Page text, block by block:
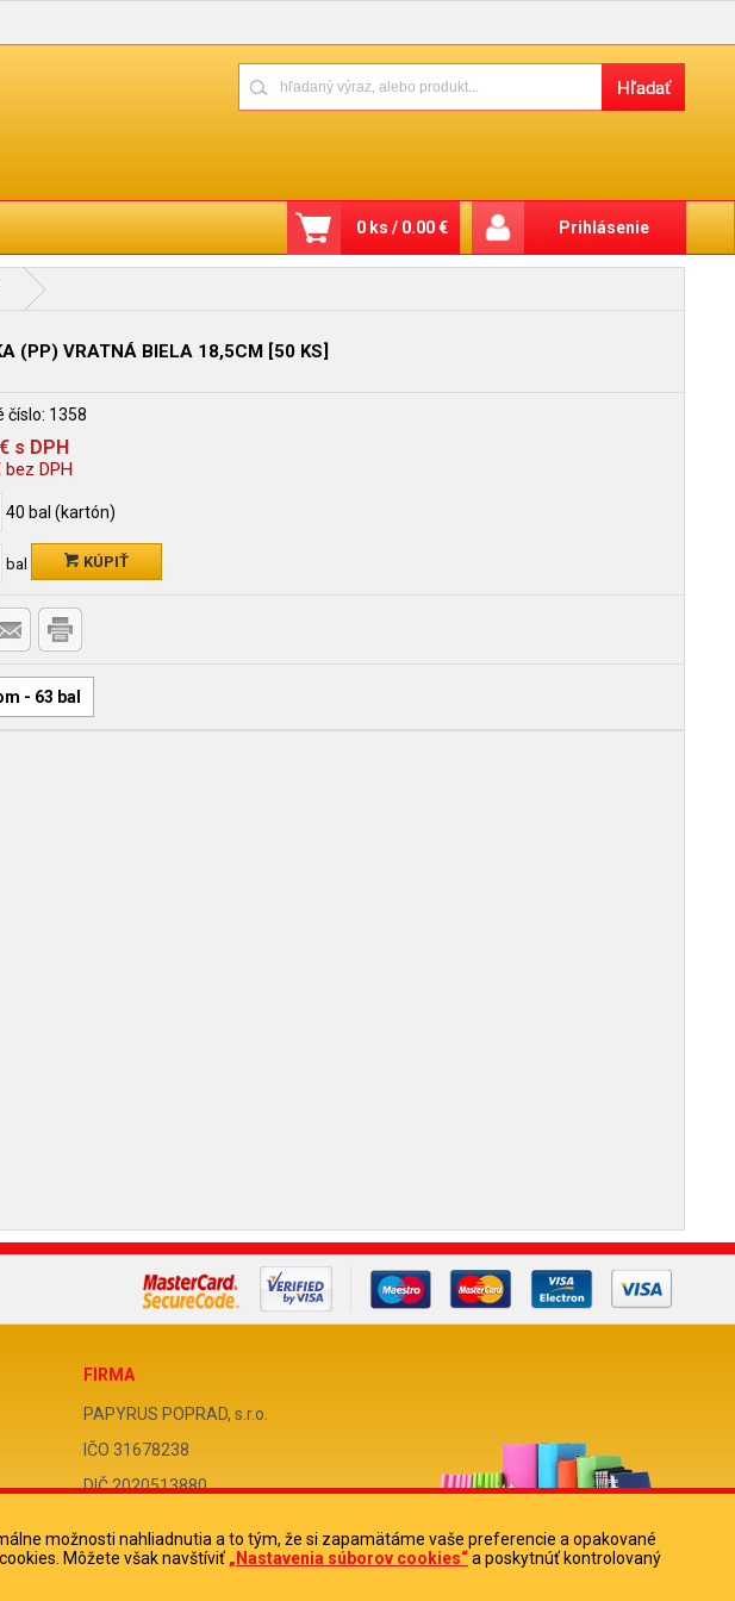
Prihlásenie
0 ks / 0.00 €
(PP) VRATNÁ BIELA 18,5CM [50 KS]
číslo: 1358
€ s DPH
bez DPH
40 bal (kartón)
bal KÚPIŤ
- 63 bal
FIRMA
PAPYRUS POPRAD, s.r.o.
IČO 31678238
DIČ 2020513880
možnosti nahliadnutia a to tým, že si zapamätáme vaše preferencie a opakované
Môžete však navštíviť „Nastavenia súborov cookies“a poskytnúť kontrolovaný